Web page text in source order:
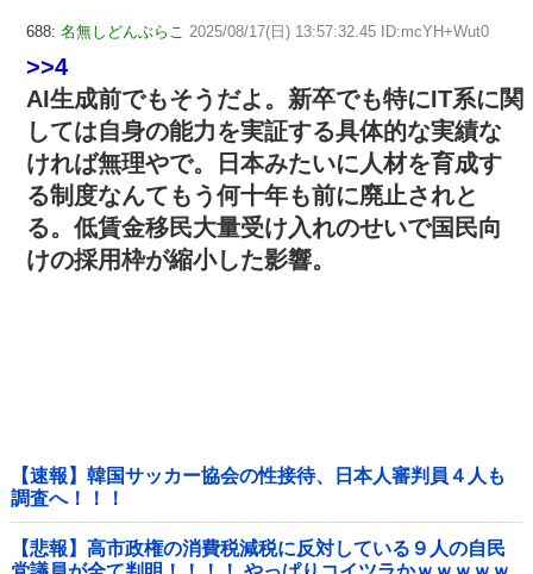
688: 名無しどんぶらこ 2025/08/17(日) 13:57:32.45 ID:mcYH+Wut0
>>4
AI生成前でもそうだよ。新卒でも特にIT系に関
しては自身の能力を実証する具体的な実績な
ければ無理やで。日本みたいに人材を育成す
る制度なんてもう何十年も前に廃止されと
る。低賃金移民大量受け入れのせいで国民向
けの採用枠が縮小した影響。
【速報】韓国サッカー協会の性接待、日本人審判員４人も
調査へ！！！
【悲報】高市政権の消費税減税に反対している９人の自民